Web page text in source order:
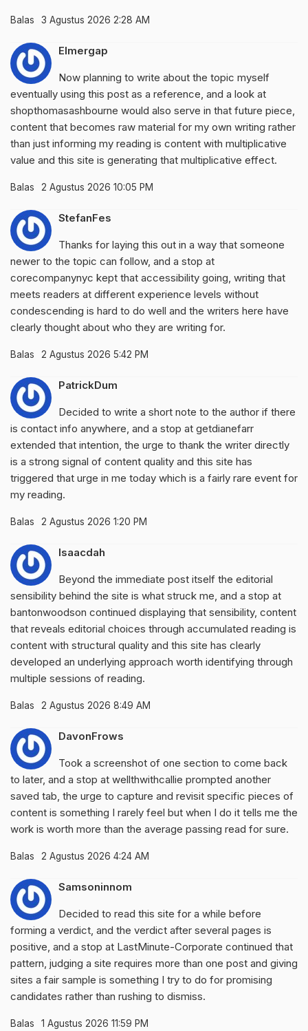
Balas 3 Agustus 2026 2:28 AM
Elmergap
Now planning to write about the topic myself
eventually using this post as a reference, and a look at
shopthomasashbourne would also serve in that future piece,
content that becomes raw material for my own writing rather
than just informing my reading is content with multiplicative
value and this site is generating that multiplicative effect.
Balas 2 Agustus 2026 10:05 PM
StefanFes
Thanks for laying this out in a way that someone
newer to the topic can follow, and a stop at
corecompanynyc kept that accessibility going, writing that
meets readers at different experience levels without
condescending is hard to do well and the writers here have
clearly thought about who they are writing for.
Balas 2 Agustus 2026 5:42 PM
PatrickDum
Decided to write a short note to the author if there
is contact info anywhere, and a stop at getdianefarr
extended that intention, the urge to thank the writer directly
is a strong signal of content quality and this site has
triggered that urge in me today which is a fairly rare event for
my reading.
Balas 2 Agustus 2026 1:20 PM
Isaacdah
Beyond the immediate post itself the editorial
sensibility behind the site is what struck me, and a stop at
bantonwoodson continued displaying that sensibility, content
that reveals editorial choices through accumulated reading is
content with structural quality and this site has clearly
developed an underlying approach worth identifying through
multiple sessions of reading.
Balas 2 Agustus 2026 8:49 AM
DavonFrows
Took a screenshot of one section to come back
to later, and a stop at wellthwithcallie prompted another
saved tab, the urge to capture and revisit specific pieces of
content is something I rarely feel but when I do it tells me the
work is worth more than the average passing read for sure.
Balas 2 Agustus 2026 4:24 AM
Samsoninnom
Decided to read this site for a while before
forming a verdict, and the verdict after several pages is
positive, and a stop at LastMinute-Corporate continued that
pattern, judging a site requires more than one post and giving
sites a fair sample is something I try to do for promising
candidates rather than rushing to dismiss.
Balas 1 Agustus 2026 11:59 PM